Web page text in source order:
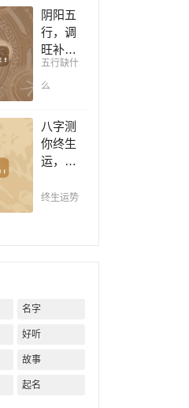
吉凶，
你的名
字真的
适合你
阴阳五
行，调
旺补
缺，助
运一
晓五
行，把
控起伏
波澜，
缺，助
五行缺什
么
八字测
你终生
运，财
福寿
富贵！
终生运势
名字
好听
故事
起名